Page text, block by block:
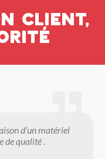
client,
d’un matériel
de qualité .